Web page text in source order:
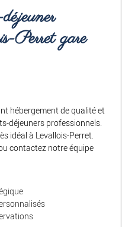
Perret gare
hébergement de qualité et
déjeuners professionnels.
idéal à Levallois-Perret.
contactez notre équipe